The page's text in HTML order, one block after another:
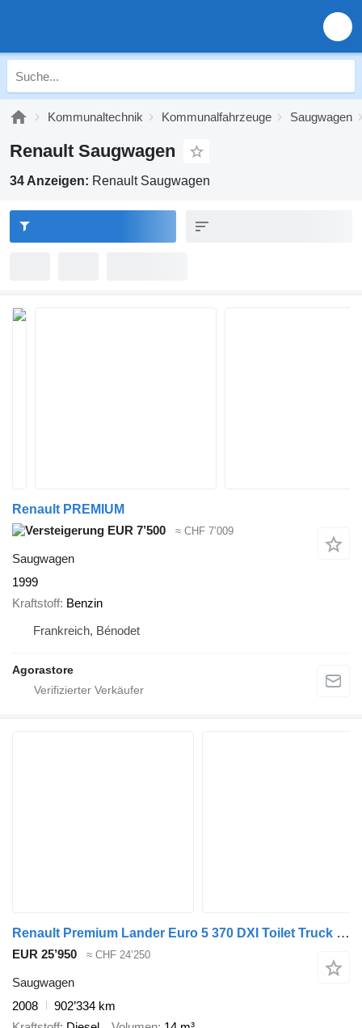
Kommunaltechnik Kommunalfahrzeuge Saugwagen
Renault Saugwagen
34 Anzeigen: Renault Saugwagen
Renault PREMIUM
EUR 7’500
≈ CHF 7’009
Saugwagen
1999
Kraftstoff Benzin
Frankreich, Bénodet
Agorastore
Renault Premium Lander Euro 5 370 DXI Toilet Truck 6x4 Manual Gearbox Fu
EUR 25’950 ≈ CHF 24’250
Saugwagen
2008
902’334 km